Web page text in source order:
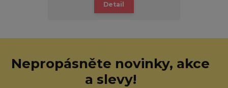
Detail
Nepropásněte novinky, akce
a slevy!